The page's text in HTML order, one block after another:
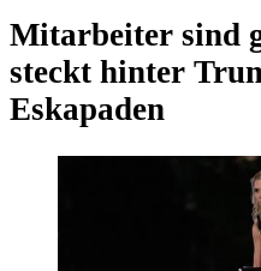
Mitarbeiter sind
steckt hinter
Eskapaden